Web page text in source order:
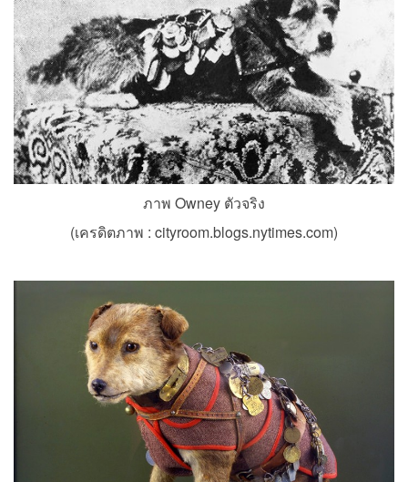
ภาพ Owney ตัวจริง
(เครดิตภาพ : cityroom.blogs.nytimes.com)